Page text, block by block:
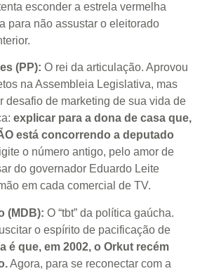
esconder a estrela vermelha
para não assustar o eleitorado
(PP): O rei da articulação. Aprovou
na Assembleia Legislativa, mas
desafio de marketing de sua vida de
explicar para a dona de casa que,
está concorrendo a deputado
o número antigo, pelo amor de
do governador Eduardo Leite
em cada comercial de TV.
(MDB): O “tbt” da política gaúcha.
o espírito de pacificação de
é que, em 2002, o Orkut recém
Agora, para se reconectar com a